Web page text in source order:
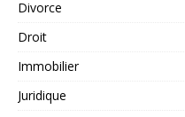
Divorce
Droit
Immobilier
Juridique